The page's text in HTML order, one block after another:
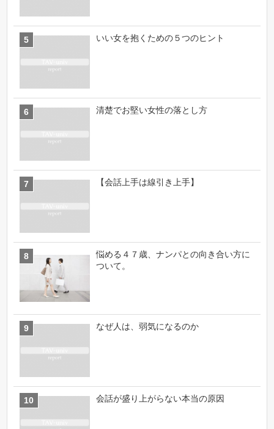
いい女を抱くための５つのヒント
清楚でお堅い女性の落とし方
【会話上手は線引き上手】
悩める４７歳、ナンパとの向き合い方に
ついて。
なぜ人は、弱気になるのか
会話が盛り上がらない本当の原因